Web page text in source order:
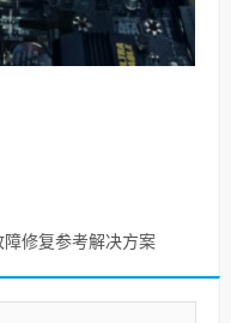
修复参考解决方案